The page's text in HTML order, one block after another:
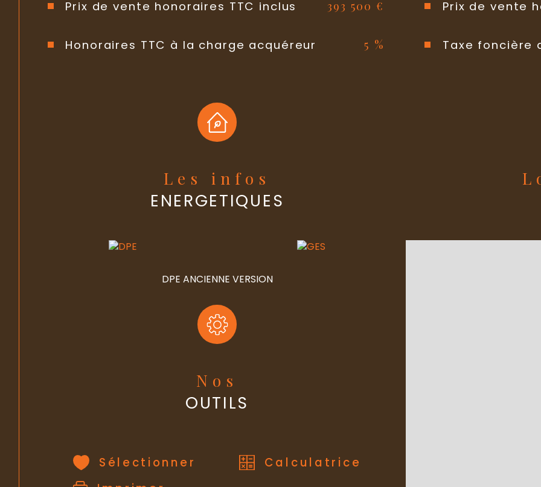
Prix de vente honoraires TTC inclus 393 500 € Prix de vente
Honoraires TTC à la charge acquéreur 5 % Taxe foncière
Les infos
ENERGETIQUES
DPE ANCIENNE VERSION
Nos
OUTILS
Sélectionner
Calculatrice